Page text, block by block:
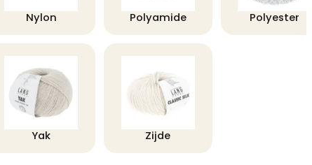
Nylon Polyamide Polyester
Yak Zijde